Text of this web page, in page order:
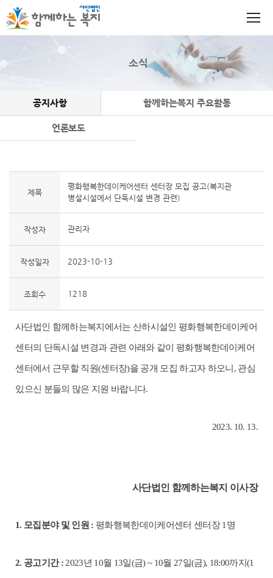
소식
공지사항 함께하는복지 주요활동
언론보도
제목
평화행복한데이케어센터 센터장 모집 공고(복지관
병설시설에서 단독시설 변경 관련)
작성자 관리자
작성일자 2023-10-13
조회수 1218
사단법인 함께하는복지에서는 산하시설인 평화행복한데이케어
센터의 단독시설 변경과 관련 아래와 같이 평화행복한데이케어
센터에서 근무할 직원(센터장)을 공개 모집 하고자 하오니 , 관심
있으신 분들의 많은 지원 바랍니다.
2023. 10. 13.
사단법인 함께하는복지 이사장
1. 모집분야 및 인원 : 평화행복한데이케어센터 센터장1 명
2. 공고기간: 2023년 10월 13일(금) ~ 10월 27일(금), 18:00까지(1